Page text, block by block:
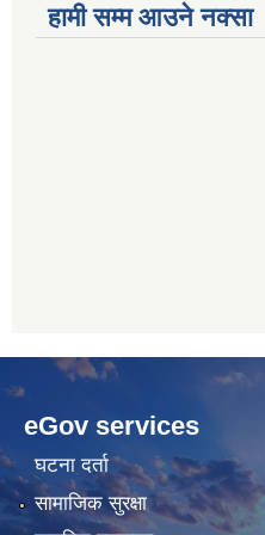
हामी सम्म आउने नक्सा
betwild
cratosroyalbet
bahis
siteleri
hdasianporns.net
lunadark.org
bahis
siteleri
eGov services
घटना दर्ता
सामाजिक सुरक्षा